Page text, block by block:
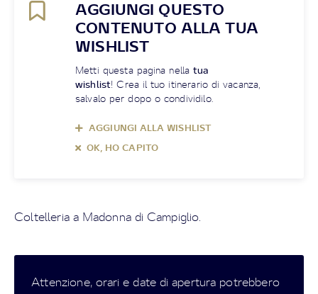
AGGIUNGI QUESTO
CONTENUTO ALLA TUA
WISHLIST
Metti questa pagina nellatua
wishlist! Crea il tuo itinerario di vacanza,
salvalo per dopo o condividilo.
AGGIUNGI ALLA WISHLIST
OK, HO CAPITO
Coltelleria a Madonna di Campiglio.
Attenzione, orari e date di apertura potrebbero